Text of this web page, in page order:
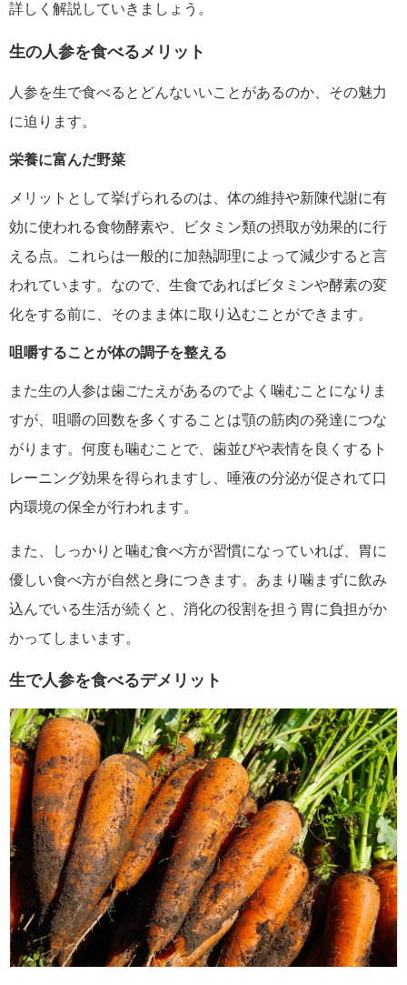
詳しく解説していきましょう。
生の人参を食べるメリット
人参を生で食べるとどんないいことがあるのか、その魅力
に迫ります。
栄養に富んだ野菜
メリットとして挙げられるのは、体の維持や新陳代謝に有
効に使われる食物酵素や、ビタミン類の摂取が効果的に行
える点。これらは一般的に加熱調理によって減少すると言
われています。なので、生食であればビタミンや酵素の変
化をする前に、そのまま体に取り込むことができます。
咀嚼することが体の調子を整える
また生の人参は歯ごたえがあるのでよく噛むことになりま
すが、咀嚼の回数を多くすることは顎の筋肉の発達につな
がります。何度も噛むことで、歯並びや表情を良くするト
レーニング効果を得られますし、唾液の分泌が促されて口
内環境の保全が行われます。
また、しっかりと噛む食べ方が習慣になっていれば、胃に
優しい食べ方が自然と身につきます。あまり噛まずに飲み
込んでいる生活が続くと、消化の役割を担う胃に負担がか
かってしまいます。
生で人参を食べるデメリット